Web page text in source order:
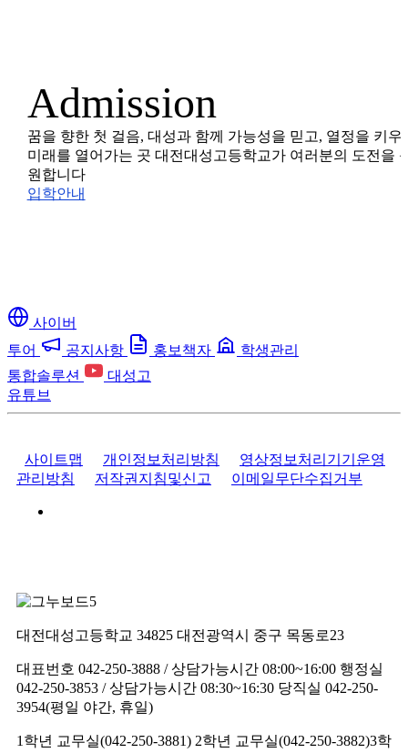
Admission
꿈을 향한 첫 걸음, 대성과 함께 가능성을 믿고, 열정을 키우
미래를 열어가는 곳 대전대성고등학교가 여러분의 도전을
원합니다
입학안내
사이버
투어
공지사항 홍보책자
학생관리
통합솔루션
대성고
유튜브
사이트맵 개인정보처리방침
영상정보처리기기운영
관리방침
저작권지침및신고 이메일무단수집거부
대전대성고등학교 34825 대전광역시 중구 목동로23
대표번호 042-250-3888 / 상담가능시간 08:00~16:00 행정실
042-250-3853 / 상담가능시간 08:30~16:30 당직실 042-250-
3954(평일 야간, 휴일)
1학년 교무실(042-250-3881) 2학년 교무실(042-250-3882)3학